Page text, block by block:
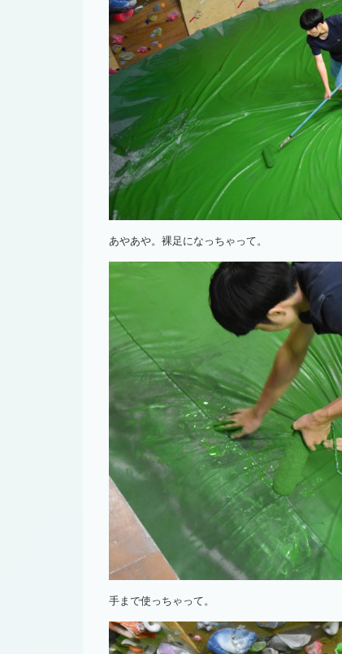
あやあや。裸足になっちゃって。
手まで使っちゃって。